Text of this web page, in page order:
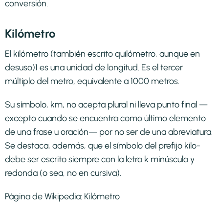
conversión.
Kilómetro
El kilómetro (también escrito quilómetro, aunque en
desuso)1​ es una unidad de longitud. Es el tercer
múltiplo del metro, equivalente a 1000 metros.
Su símbolo, km, no acepta plural ni lleva punto final —
excepto cuando se encuentra como último elemento
de una frase u oración— por no ser de una abreviatura.
Se destaca, además, que el símbolo del prefijo kilo-
debe ser escrito siempre con la letra k minúscula y
redonda (o sea, no en cursiva).
Página de Wikipedia: Kilómetro